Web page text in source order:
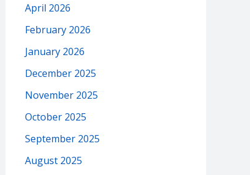
April 2026
February 2026
January 2026
December 2025
November 2025
October 2025
September 2025
August 2025